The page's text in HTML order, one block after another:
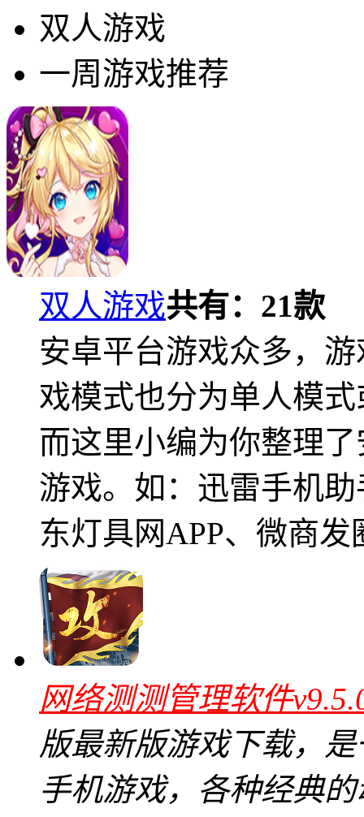
双人游戏
一周游戏推荐
双人游戏共有： 21款
安卓平台游戏众多，
戏模式也分为单人模
而这里小编为你整理
游戏。如：迅雷手机
东灯具网APP、微商发
网络测测管理软件
版最新版游戏下载，
手机游戏，各种经典